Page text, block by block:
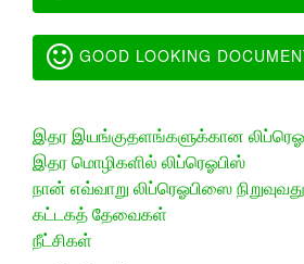
GOOD LOOKING
இதர இயங்குதளங்களுக்கான
இதர மொழிகளில் லிப்ரெஓபிஸ்
நான் எவ்வாறு லிப்ரெஓபிஸை
கட்டகத் தேவைகள்
நீட்சிகள்